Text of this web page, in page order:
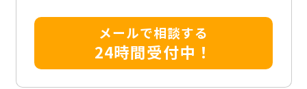
メールで相談する
24時間受付中！